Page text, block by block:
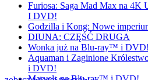
Furiosa: Saga Mad Max na
I DVD!
Godzilla i Kong: Nowe
DIUNA: CZĘŚĆ DRUGA
Wonka już na Blu-ray™ i DVD!
Aquaman i Zaginione
i DVD!